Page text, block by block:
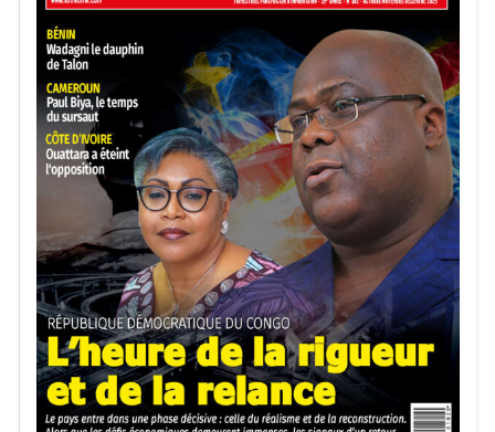
emblématiques ont déjà été réalisées, notamment au profit
du Bénin, du Sénégal et plus récemment de la Côte
d’Ivoire. Toutefois, ces opérations demeurent encore
relativement limitées au regard du nombre d’objets
africains conservés dans les collections publiques
occidentales.
Même si le dossier bordelais ne relève pas directement du
nouveau cadre législatif, il est considéré par de nombreux
observateurs comme un signal fort en faveur d’une
coopération culturelle plus équilibrée entre la France et
les pays africains.
Au-delà du cas de Bordeaux, cette initiative pourrait